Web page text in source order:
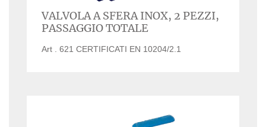
VALVOLA A SFERA INOX, 2 PEZZI,
PASSAGGIO TOTALE
Art . 621 CERTIFICATI EN 10204/2.1